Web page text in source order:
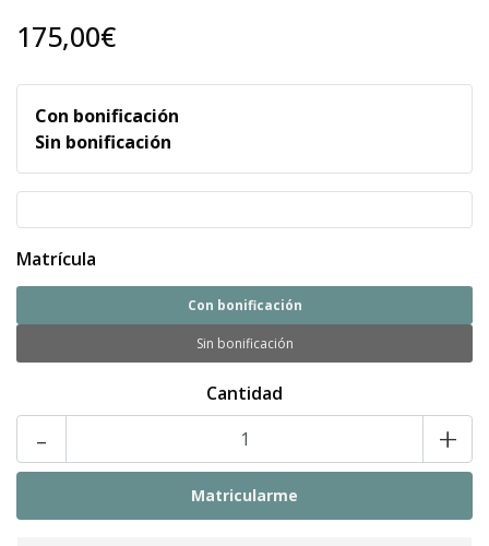
175,00€
Con bonificación
Sin bonificación
Matrícula
Con bonificación
Sin bonificación
Cantidad
- +